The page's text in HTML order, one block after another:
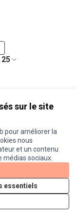
sur le site
pour améliorer la
nous
et un contenu
médias sociaux.
essentiels
25
Licence
(Lien